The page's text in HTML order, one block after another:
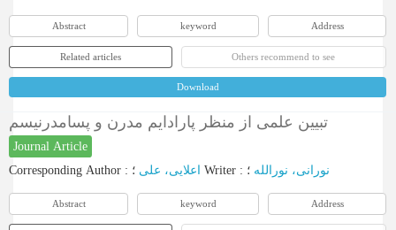
Abstract keyword Address
Related articles Others recommend to see
Download
تبیین علمی از منظر پارادایم مدرن و پسامدرنیسم
Journal Article
Corresponding Author : اعلایی، علی Writer : نورانی، نورالله ؛
Abstract keyword Address